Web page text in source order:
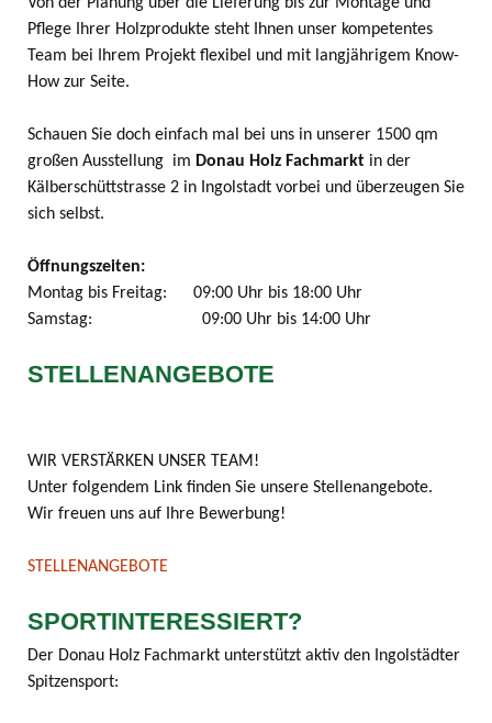
Von der Planung über die Lieferung bis zur Montage und
Pflege Ihrer Holzprodukte steht Ihnen unser kompetentes
Team bei Ihrem Projekt flexibel und mit langjährigem Know-
How zur Seite.
Schauen Sie doch einfach mal bei uns in unserer 1500 qm
großen Ausstellung im Donau Holz Fachmarkt in der
Kälberschüttstrasse 2 in Ingolstadt vorbei und überzeugen Sie
sich selbst.
Öffnungszeiten:
Montag bis Freitag: 09:00 Uhr bis 18:00 Uhr
Samstag: 09:00 Uhr bis 14:00 Uhr
STELLENANGEBOTE
WIR VERSTÄRKEN UNSER TEAM!
Unter folgendem Link finden Sie unsere Stellenangebote.
Wir freuen uns auf Ihre Bewerbung!
STELLENANGEBOTE
SPORTINTERESSIERT?
Der Donau Holz Fachmarkt unterstützt aktiv den Ingolstädter
Spitzensport: